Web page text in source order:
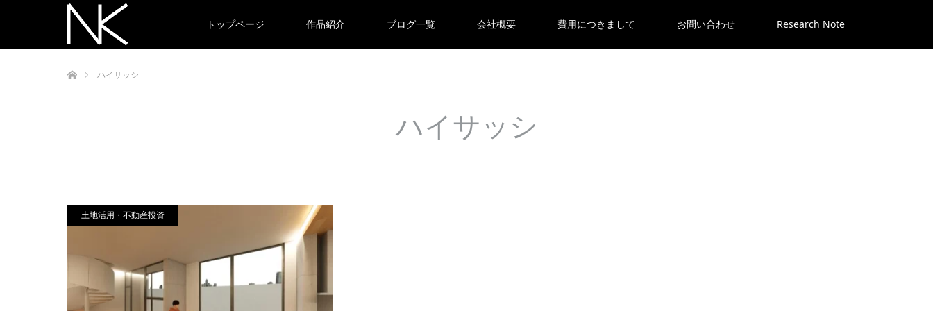
トップページ 作品紹介 ブログ一覧 会社概要 費用につきまして お問い合わせ Research Note
ハイサッシ
ハイサッシ
土地活用・不動産投資